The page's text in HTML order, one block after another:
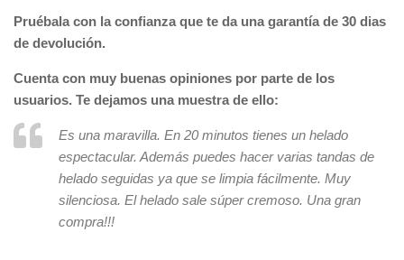
Pruébala con la confianza que te da una garantía de 30 dias
de devolución.
Cuenta con muy buenas opiniones por parte de los
usuarios. Te dejamos una muestra de ello:
Es una maravilla. En 20 minutos tienes un helado
espectacular. Además puedes hacer varias tandas de
helado seguidas ya que se limpia fácilmente. Muy
silenciosa. El helado sale súper cremoso. Una gran
compra!!!